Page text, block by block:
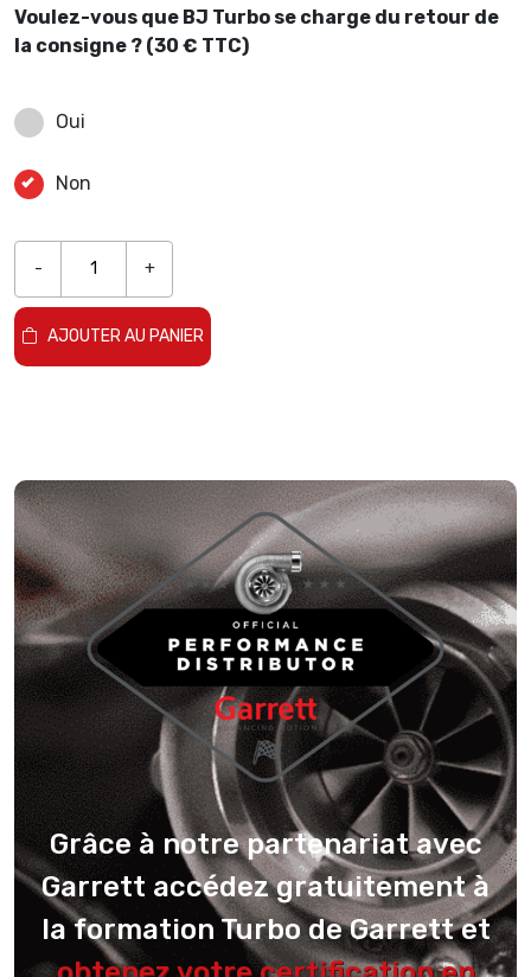
Voulez-vous que BJ Turbo se charge du retour de
la consigne ? (30 € TTC)
Oui
Non
- +
AJOUTER AU PANIER
Grâce à notre partenariat avec
Garrett accédez gratuitement à
la formation Turbo de Garrett et